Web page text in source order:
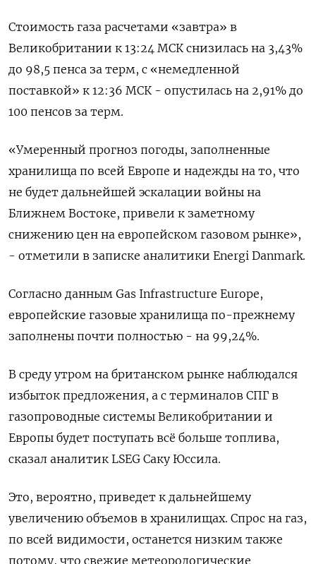
Стоимость газа расчетами «завтра» в
Великобритании к 13:24 МСК снизилась на 3,43%
до 98,5 пенса за терм, с «немедленной
поставкой» к 12:36 МСК - опустилась на 2,91% до
100 пенсов за терм.
«Умеренный прогноз погоды, заполненные
хранилища по всей Европе и надежды на то, что
не будет дальнейшей эскалации войны на
Ближнем Востоке, привели к заметному
снижению цен на европейском газовом рынке»,
- отметили в записке аналитики Energi Danmark.
Согласно данным Gas Infrastructure Europe,
европейские газовые хранилища по-прежнему
заполнены почти полностью - на 99,24%.
В среду утром на британском рынке наблюдался
избыток предложения, а с терминалов СПГ в
газопроводные системы Великобритании и
Европы будет поступать всё больше топлива,
сказал аналитик LSEG Саку Юссила.
Это, вероятно, приведет к дальнейшему
увеличению объемов в хранилищах. Спрос на газ,
по всей видимости, останется низким также
потому, что свежие метеорологические